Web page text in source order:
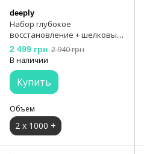
deeply
Набор глубокое
восстановление + шелковый
флюид от deeply
2 499 грн 2 940 грн
В наличии
Купить
Объем
2 х 1000 +